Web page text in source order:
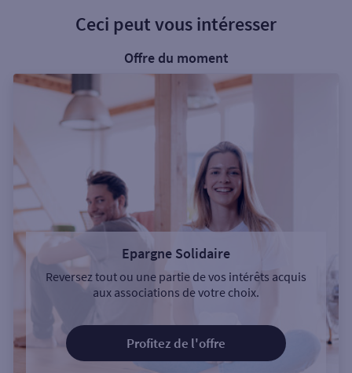
Ceci peut vous intéresser
Offre du moment
Epargne Solidaire
Reversez tout ou une partie de vos intérêts acquis
aux associations de votre choix.
Profitez de l'offre